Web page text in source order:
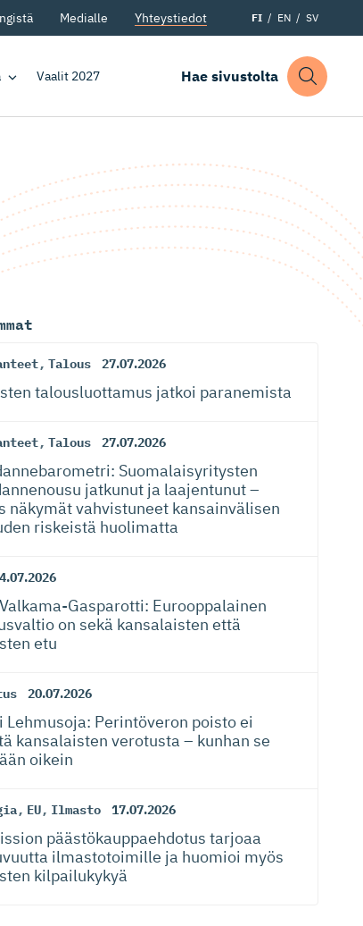
Medialle Yhteystiedot FI EN SV
Vaalit 2027 Hae sivustolta
, Talous 27.07.2026
talousluottamus jatkoi paranemista
, Talous 27.07.2026
Suomalaisy­ri­tysten
jatkunut ja laajentunut –
näkymät vahvistuneet kansainvälisen
riskeistä huolimatta
Gas­pa­rotti: Eurooppalainen
on sekä kansalaisten että
etu
20.07.2026
Lehmusoja: Perintöveron poisto ei
kansalaisten verotusta – kunhan se
oikein
, EU, Ilmasto 17.07.2026
päästökaup­paehdotus tarjoaa
ilmastotoimille ja huomioi myös
kilpailukykyä